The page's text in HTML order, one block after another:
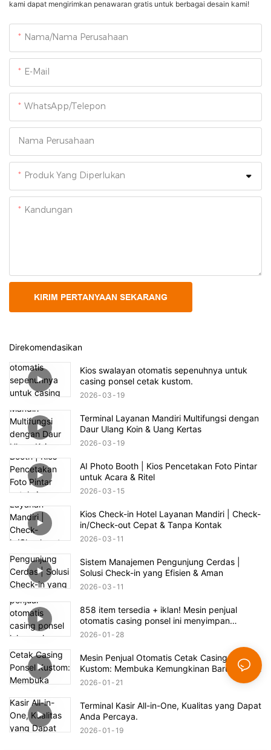
kami dapat mengirimkan penawaran gratis untuk berbagai desain kami!
Nama/Nama Perusahaan
E-Mail
WhatsApp/Telepon
Nama Perusahaan
Produk Yang Diperlukan
Kandungan
KIRIM PERTANYAAN SEKARANG
Direkomendasikan
Kios swalayan otomatis sepenuhnya untuk
casing ponsel cetak kustom.
2026 03 19
Terminal Layanan Mandiri Multifungsi dengan
Daur Ulang Koin & Uang Kertas
2026 03 19
AI Photo Booth | Kios Pencetakan Foto Pintar
untuk Acara & Ritel
2026 03 15
Kios Check-in Hotel Layanan Mandiri | Check-
in/Check-out Cepat & Tanpa Kontak
2026 03 11
Sistem Manajemen Pengunjung Cerdas |
Solusi Check-in yang Efisien & Aman
2026 03 11
858 item tersedia + iklan! Mesin penjual
otomatis casing ponsel ini menyimpan
peluang bisnis yang sangat besar.
2026 01 28
Mesin Penjual Otomatis Cetak Casing Ponsel
Kustom: Membuka Kemungkinan Baru untuk
Pencetakan
2026 01 21
Terminal Kasir All-in-One, Kualitas yang Dapat
Anda Percaya.
2026 01 19